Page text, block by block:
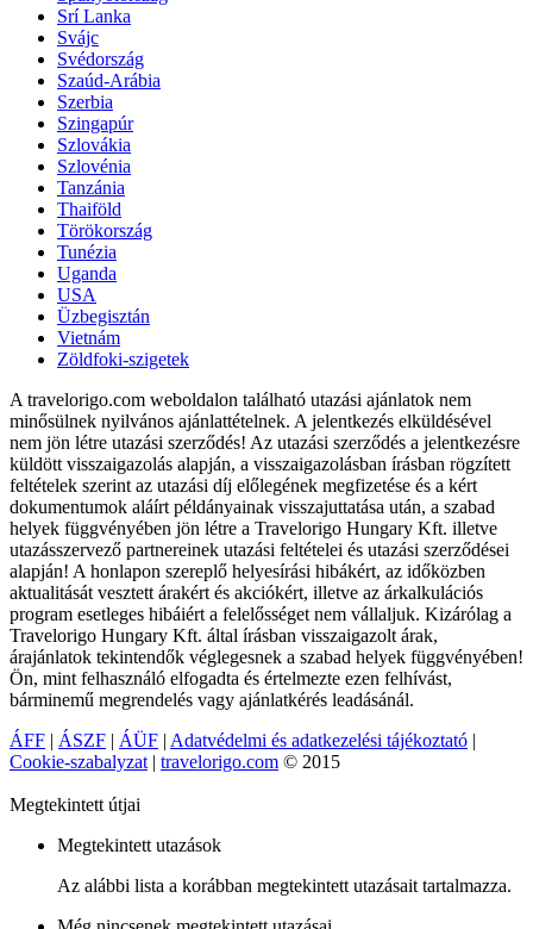
Srí Lanka
Svájc
Svédország
Szaúd-Arábia
Szerbia
Szingapúr
Szlovákia
Szlovénia
Tanzánia
Thaiföld
Törökország
Tunézia
Uganda
USA
Üzbegisztán
Vietnám
Zöldfoki-szigetek
A travelorigo.com weboldalon található utazási ajánlatok nem
minősülnek nyilvános ajánlattételnek. A jelentkezés elküldésével
nem jön létre utazási szerződés! Az utazási szerződés a jelentkezésre
küldött visszaigazolás alapján, a visszaigazolásban írásban rögzített
feltételek szerint az utazási díj előlegének megfizetése és a kért
dokumentumok aláírt példányainak visszajuttatása után, a szabad
helyek függvényében jön létre a Travelorigo Hungary Kft. illetve
utazásszervező partnereinek utazási feltételei és utazási szerződései
alapján! A honlapon szereplő helyesírási hibákért, az időközben
aktualitását vesztett árakért és akciókért, illetve az árkalkulációs
program esetleges hibáiért a felelősséget nem vállaljuk. Kizárólag a
Travelorigo Hungary Kft. által írásban visszaigazolt árak,
árajánlatok tekintendők véglegesnek a szabad helyek függvényében!
Ön, mint felhasználó elfogadta és értelmezte ezen felhívást,
bárminemű megrendelés vagy ajánlatkérés leadásánál.
ÁFF | ÁSZF | ÁÜF | Adatvédelmi és adatkezelési tájékoztató |
Cookie-szabalyzat | travelorigo.com © 2015
Megtekintett útjai
Megtekintett utazások
Az alábbi lista a korábban megtekintett utazásait tartalmazza.